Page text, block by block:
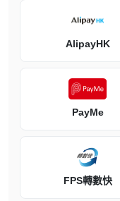
"Steam Deck產品不設7
按保養說明與steam客服
2.登入 Steam Account
AlipayHK
PayMe
FPS轉數快